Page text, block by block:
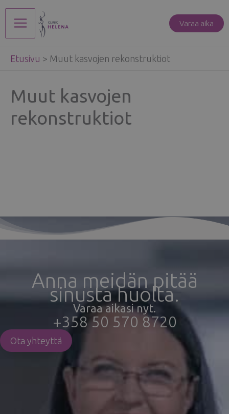
Siirry
sisältöön
Main
Menu
Varaa aika
Etusivu > Muut kasvojen rekonstruktiot
Muut kasvojen
rekonstruktiot
Anna meidän pitää
sinusta huolta.
Varaa aikasi nyt.
+358 50 570 8720
Ota yhteyttä